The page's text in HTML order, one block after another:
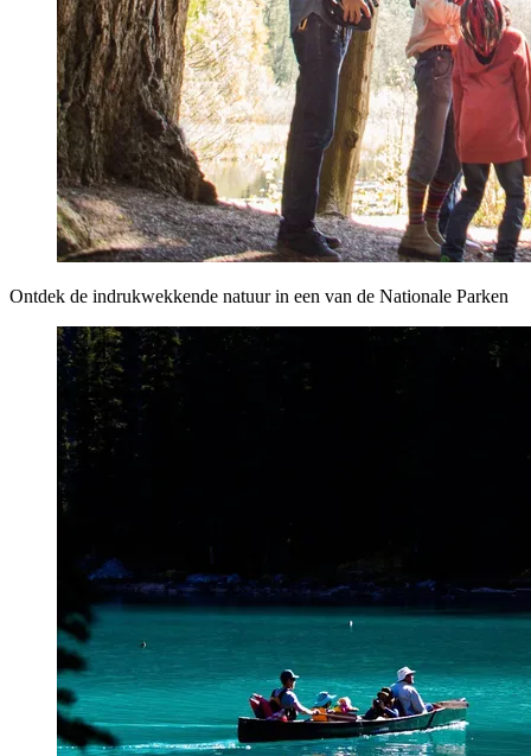
Ontdek de indrukwekkende natuur in een van de Nationale Parken